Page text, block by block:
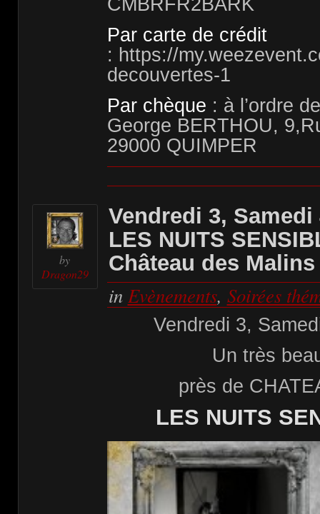
CMBRFR2BARK
Par carte de crédit
: https://
decouvertes-1
Par chèque : à l’ordre
George BERTHOU,
29000 QUIMPER
by
Dragon29
Vendredi 3, Samedi
LES NUITS
Château des
in Evènements, Soirées
Vendredi 3,
Un très
près de
LES NUITS